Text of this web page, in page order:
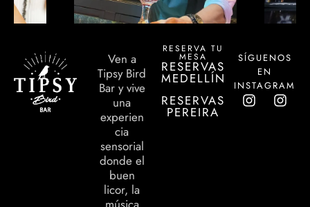
Ven a
Tipsy Bird
Bar y vive
una
experien
cia
sensorial
donde el
buen
licor, la
RESERVA TU
MESA
RESERVAS
MEDELLÍN
RESERVAS
PEREIRA
SÍGUENOS
EN
INSTAGRAM